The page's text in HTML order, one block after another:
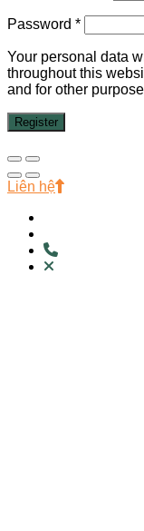
Password *
Your personal data
throughout this
and for other
Register
Liên hệ